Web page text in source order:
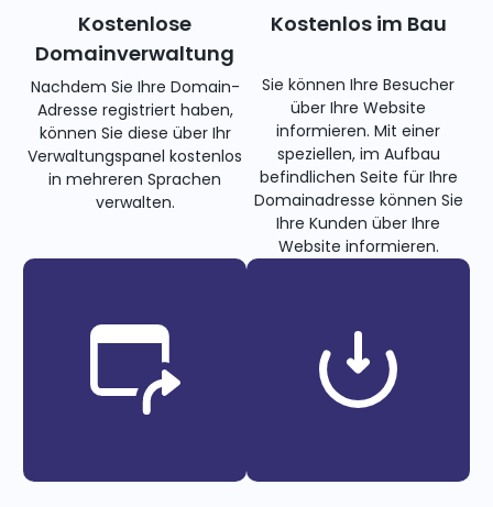
Kostenlose
Domainverwaltung
Nachdem Sie Ihre Domain-
Adresse registriert haben,
können Sie diese über Ihr
Verwaltungspanel kostenlos
in mehreren Sprachen
verwalten.
Kostenlos im Bau
Sie können Ihre Besucher
über Ihre Website
informieren. Mit einer
speziellen, im Aufbau
befindlichen Seite für Ihre
Domainadresse können Sie
Ihre Kunden über Ihre
Website informieren.